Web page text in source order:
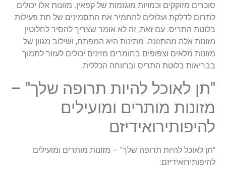
סוכרים מזוקקים וכמויות מוגזמות של קפאין. מזונות אלו יכולים
לתרום לדלקת ועלולים להחמיר את התסמינים של תת פעילות
בלוטת התריס. עם זאת, זה לא אומר שצריך להסיר לחלוטין
מזונות אלה מהתזונה. מתינות היא המפתח, ושילוב מגוון של
מזונות מלאים וצפופים בחומרים מזינים יכולים לעזור לתמוך
בבריאות בלוטת התריס וברווחה הכללית.
"תן לאוכל להיות תרופה שלך" –
מזונות מותרים ומועילים
להיפותירואידיזם
"תן לאוכל להיות תרופה שלך" – מזונות מותרים ומועילים
להיפותירואידיזם: